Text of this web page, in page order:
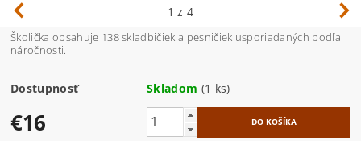
1 z 4
Školička obsahuje 138 skladbičiek a pesničiek usporiadaných podľa
náročnosti.
Dostupnosť Skladom (1 ks)
€16